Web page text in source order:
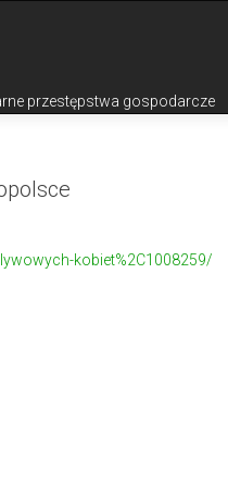
przestępstwa gospodarcze
kobiet%2C1008259/